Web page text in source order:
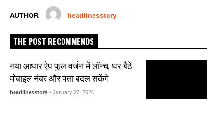
AUTHOR headlinesstory
THE POST RECOMMENDS
नया आधार ऐप फुल वर्जन में लॉन्च, घर बैठे
मोबाइल नंबर और पता बदल सकेंगे
headlinesstory - January 27, 2026